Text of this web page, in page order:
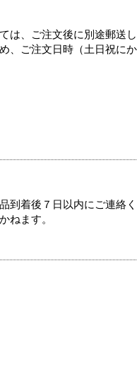
は、ご注文後に別途郵送し
、ご注文日時（土日祝に
到着後７日以内にご連絡
ねます。